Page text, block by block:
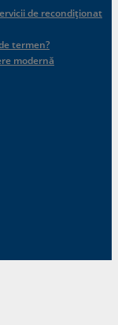
de recondiționat
termen?
modernă